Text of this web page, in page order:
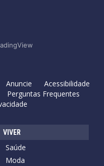
Anuncie
Acessibilidade
Perguntas Frequentes
VIVER
Saúde
Moda